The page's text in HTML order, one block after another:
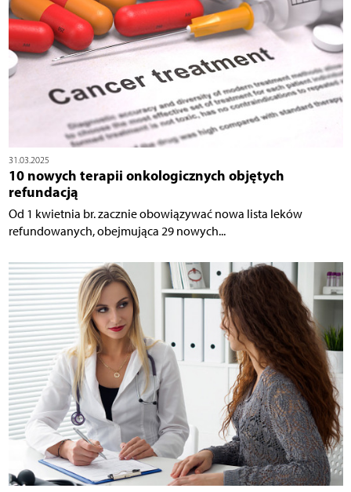
31.03.2025
10 nowych terapii onkologicznych objętych
refundacją
Od 1 kwietnia br. zacznie obowiązywać nowa lista leków
refundowanych, obejmująca 29 nowych...